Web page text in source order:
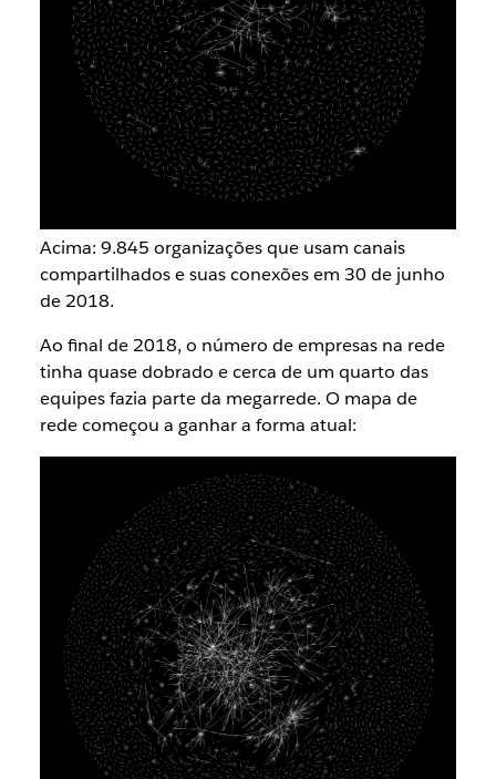
Acima: 9.845 organizações que usam canais
compartilhados e suas conexões em 30 de junho
de 2018.
Ao final de 2018, o número de empresas na rede
tinha quase dobrado e cerca de um quarto das
equipes fazia parte da megarrede. O mapa de
rede começou a ganhar a forma atual: